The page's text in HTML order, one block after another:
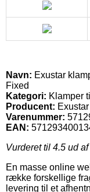
Navn: Exustar
Fixed
Kategori: Klamper
Producent: Exustar
Varenummer:
EAN:
Vurderet til 4.5 ud
En masse online
række forskellige
levering til et